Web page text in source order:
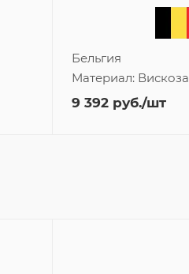
Бельгия
Материал: Вискоза
9 392 руб./шт